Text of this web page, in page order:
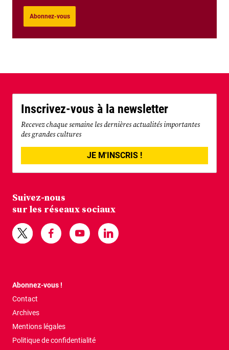
Abonnez-vous
Inscrivez-vous à la newsletter
Recevez chaque semaine les dernières actualités importantes
des grandes cultures
JE M'INSCRIS !
Suivez-nous
sur les réseaux sociaux
Abonnez-vous !
Contact
Archives
Mentions légales
Politique de confidentialité